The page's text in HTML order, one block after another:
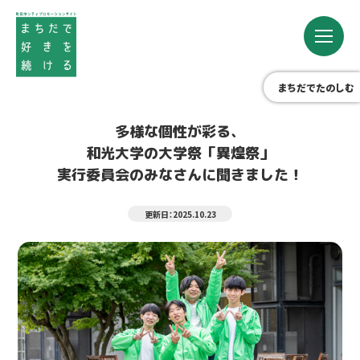
まちだでたのしむ
多様な個性が彩る、
和光大学の大学祭「異煌祭」
実行委員会のみなさんに聞きました！
更新日：2025.10.23